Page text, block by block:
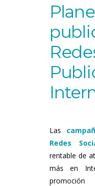
Las
Redes
rentable de
más en